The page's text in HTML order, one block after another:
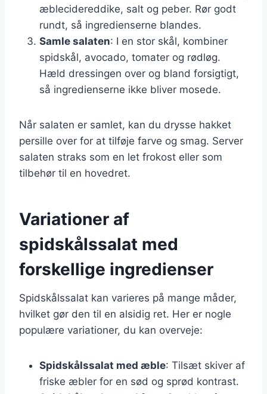
æblecidereddike, salt og peber. Rør godt
rundt, så ingredienserne blandes.
Samle salaten: I en stor skål, kombiner
spidskål, avocado, tomater og rødløg.
Hæld dressingen over og bland forsigtigt,
så ingredienserne ikke bliver mosede.
Når salaten er samlet, kan du drysse hakket
persille over for at tilføje farve og smag. Server
salaten straks som en let frokost eller som
tilbehør til en hovedret.
Variationer af
spidskålssalat med
forskellige ingredienser
Spidskålssalat kan varieres på mange måder,
hvilket gør den til en alsidig ret. Her er nogle
populære variationer, du kan overveje:
Spidskålssalat med æble: Tilsæt skiver af
friske æbler for en sød og sprød kontrast.